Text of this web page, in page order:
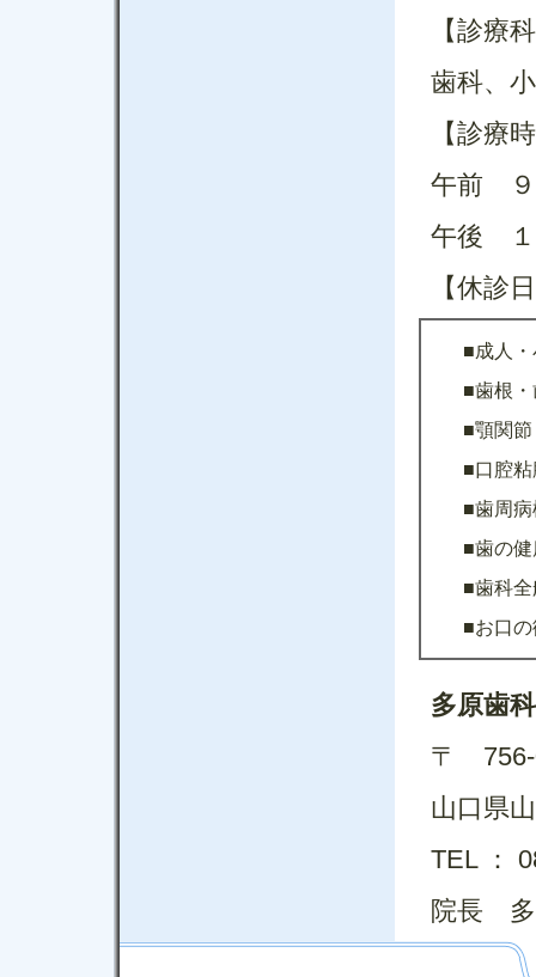
【診療
歯科、
【診療
午前 ９
午後 １
【休診
■成人
■歯根
■顎関
■口腔
■歯周
■歯の
■歯科
■お口
多原歯
〒
山口県
TEL ：
院長 多